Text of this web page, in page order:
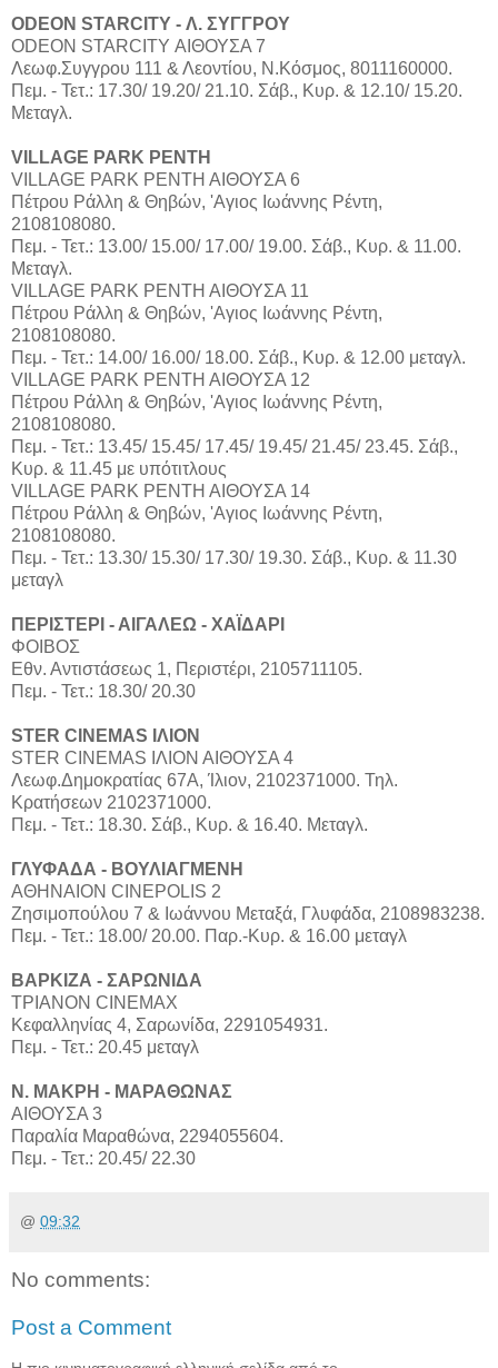
ODEON STARCITY - Λ. ΣΥΓΓΡΟΥ
ODEON STARCITY ΑΙΘΟΥΣΑ 7
Λεωφ.Συγγρου 111 & Λεοντίου, Ν.Κόσμος, 8011160000.
Πεμ. - Τετ.: 17.30/ 19.20/ 21.10. Σάβ., Κυρ. & 12.10/ 15.20.
Μεταγλ.
VILLAGE PARK ΡΕΝΤΗ
VILLAGE PARK ΡΕΝΤΗ ΑΙΘΟΥΣΑ 6
Πέτρου Ράλλη & Θηβών, 'Αγιος Ιωάννης Ρέντη,
2108108080.
Πεμ. - Τετ.: 13.00/ 15.00/ 17.00/ 19.00. Σάβ., Κυρ. & 11.00.
Μεταγλ.
VILLAGE PARK ΡΕΝΤΗ ΑΙΘΟΥΣΑ 11
Πέτρου Ράλλη & Θηβών, 'Αγιος Ιωάννης Ρέντη,
2108108080.
Πεμ. - Τετ.: 14.00/ 16.00/ 18.00. Σάβ., Κυρ. & 12.00 μεταγλ.
VILLAGE PARK ΡΕΝΤΗ ΑΙΘΟΥΣΑ 12
Πέτρου Ράλλη & Θηβών, 'Αγιος Ιωάννης Ρέντη,
2108108080.
Πεμ. - Τετ.: 13.45/ 15.45/ 17.45/ 19.45/ 21.45/ 23.45. Σάβ.,
Κυρ. & 11.45 με υπότιτλους
VILLAGE PARK ΡΕΝΤΗ ΑΙΘΟΥΣΑ 14
Πέτρου Ράλλη & Θηβών, 'Αγιος Ιωάννης Ρέντη,
2108108080.
Πεμ. - Τετ.: 13.30/ 15.30/ 17.30/ 19.30. Σάβ., Κυρ. & 11.30
μεταγλ
ΠΕΡΙΣΤΕΡΙ - ΑΙΓΑΛΕΩ - ΧΑΪΔΑΡΙ
ΦΟΙΒΟΣ
Εθν. Αντιστάσεως 1, Περιστέρι, 2105711105.
Πεμ. - Τετ.: 18.30/ 20.30
STER CINEMAS ΙΛΙΟΝ
STER CINEMAS ΙΛΙΟΝ ΑΙΘΟΥΣΑ 4
Λεωφ.Δημοκρατίας 67Α, Ίλιον, 2102371000. Τηλ.
Κρατήσεων 2102371000.
Πεμ. - Τετ.: 18.30. Σάβ., Κυρ. & 16.40. Μεταγλ.
ΓΛΥΦΑΔΑ - ΒΟΥΛΙΑΓΜΕΝΗ
ΑΘΗΝΑΙΟΝ CINEPOLIS 2
Ζησιμοπούλου 7 & Ιωάννου Μεταξά, Γλυφάδα, 2108983238.
Πεμ. - Τετ.: 18.00/ 20.00. Παρ.-Κυρ. & 16.00 μεταγλ
ΒΑΡΚΙΖΑ - ΣΑΡΩΝΙΔΑ
ΤΡΙΑΝΟΝ CINEMAX
Κεφαλληνίας 4, Σαρωνίδα, 2291054931.
Πεμ. - Τετ.: 20.45 μεταγλ
Ν. ΜΑΚΡΗ - ΜΑΡΑΘΩΝΑΣ
ΑΙΘΟΥΣΑ 3
Παραλία Μαραθώνα, 2294055604.
Πεμ. - Τετ.: 20.45/ 22.30
@ 09:32
No comments:
Post a Comment